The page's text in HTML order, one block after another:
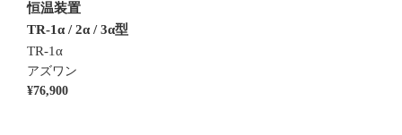
恒温装置
TR-1α / 2α / 3α型
TR-1α
アズワン
¥76,900